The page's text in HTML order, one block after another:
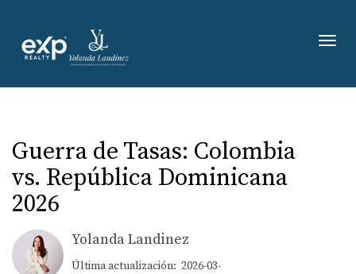
Guerra de Tasas: Colombia
vs. República Dominicana
2026
Yolanda Landinez
Última actualización: 2026-03-